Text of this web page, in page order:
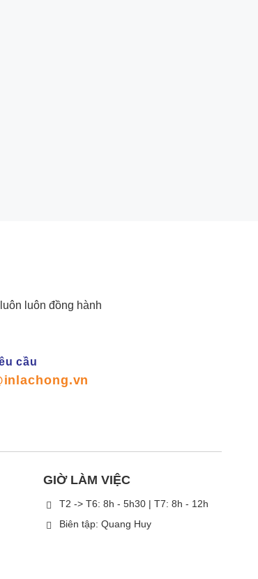
luôn đồng hành
cầu
GIỜ LÀM VIỆC
T2 -> T6: 8h - 5h30 | T7: 8h - 12h
Biên tập: Quang Huy